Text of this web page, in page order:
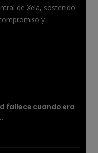
de Xela, sostenido
y
fallece cuando era